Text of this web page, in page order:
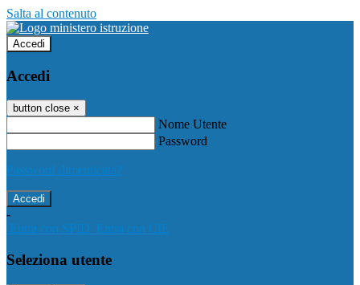
Salta al contenuto
Accedi
Accedi
button close ×
Nome Utente
Password
Password dimenticata?
-
Entra con SPID
Entra con CIE
Seleziona utente